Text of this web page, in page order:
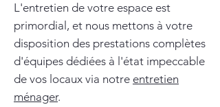
L'entretien de votre espace est
primordial, et nous mettons à votre
disposition des prestations complètes
d'équipes dédiées à l'état impeccable
de vos locaux via notre entretien
ménager.